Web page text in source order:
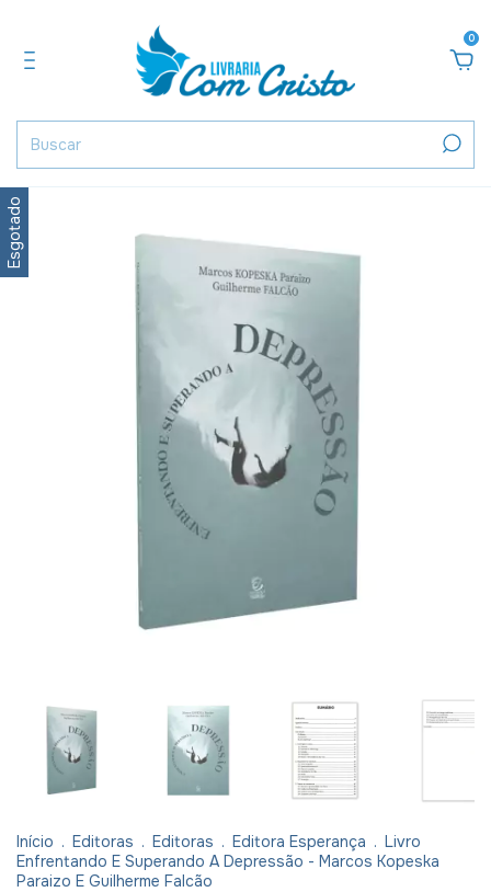
0
Esgotado
Início . Editoras . Editoras . Editora Esperança . Livro
Enfrentando E Superando A Depressão - Marcos Kopeska
Paraizo E Guilherme Falcão